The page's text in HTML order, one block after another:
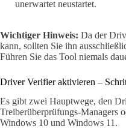
unerwartet neustartet.
Wichtiger Hinweis: Da der
kann, sollten Sie ihn
Führen Sie das Tool niemals
Driver Verifier aktivieren –
Es gibt zwei Hauptwege, den
Treiberüberprüfungs-Managers
Windows 10 und Windows 11.